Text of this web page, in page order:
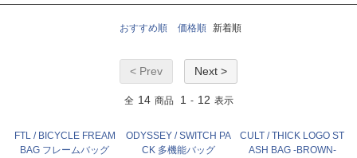
おすすめ順 価格順 新着順
< Prev Next >
全 14 商品 1 - 12 表示
FTL / BICYCLE FREAM
BAG フレームバッグ
ODYSSEY / SWITCH PA
CK 多機能バッグ
CULT / THICK LOGO ST
ASH BAG -BROWN-